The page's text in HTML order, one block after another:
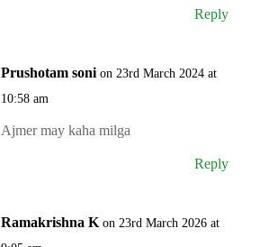
Reply
Prushotam soni on 23rd March 2024 at
10:58 am
Ajmer may kaha milga
Reply
Ramakrishna K on 23rd March 2026 at